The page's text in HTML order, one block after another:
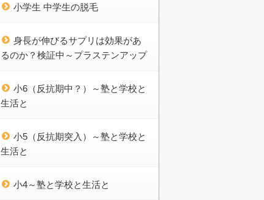
小学生 中学生の脱毛
身長が伸びるサプリは効果があ
るのか？検証中～プラステンアップ
小6（反抗期中？）～塾と学校と
生活と
小5（反抗期突入）～塾と学校と
生活と
小4～塾と学校と生活と